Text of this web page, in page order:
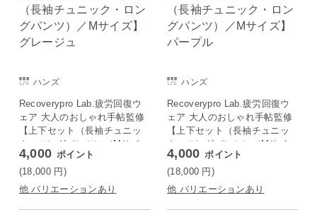
ハンズ
Recoverypro Lab.疲労回復ウ
ェア 大人のおしゃれ手帖監修
【上下セット（長袖チュニッ
ク・ロングパンツ）／Mサイ
ズ】グレージュ
4,000 ポイント
(18,000 円 )
他 バリエーションあり
ハンズ
Recoverypro Lab.疲労回復ウ
ェア 大人のおしゃれ手帖監修
【上下セット（長袖チュニッ
ク・ロングパンツ）／Mサイ
ズ】パープル
4,000 ポイント
(18,000 円 )
他 バリエーションあり